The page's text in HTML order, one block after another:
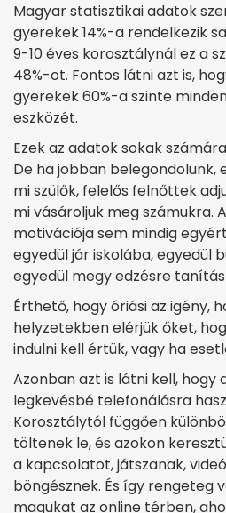
Magyar statisztikai adatok
gyerekek 14%-a rendelkezik
9-10 éves korosztálynál ez a
48%-ot. Fontos látni azt is,
gyerekek 60%-a szinte
eszközét.
Ezek az adatok sokak
De ha jobban belegondolunk,
mi szülők, felelős felnőttek
mi vásároljuk meg számukra.
motivációja sem mindig
egyedül jár iskolába, egyedül
egyedül megy edzésre
Érthető, hogy óriási az igény,
helyzetekben elérjük őket,
indulni kell értük, vagy ha
Azonban azt is látni kell, hogy
legkevésbé telefonálásra
Korosztálytól függően
töltenek le, és azokon
a kapcsolatot, játszanak,
böngésznek. És így rengeteg
magukat az online térben,